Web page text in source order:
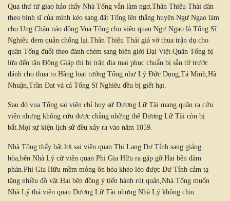
Qua thư từ giao hảo thấy Nhà Tống vẫn làm ngơ,Thân Thiệu Thái dân
theo binh sĩ của mình kéo sang đất Tống lên thẳng huyện Ngư Ngao làm
cho Ung Châu náo động.Vua Tống cho viên quan Ngư Ngao là Tống Sĩ
Nghiêu đem quân chống lại.Thân Thiệu Thái giả vờ thua trận dụ cho
quân Tống đuổi theo đánh chém sang biên giới Đại Việt.Quân Tống bị
lừa đến tận Động Giáp thì bị trận địa mai phục chuẩn bị sẵn từ trước
đánh cho thua to.Hàng loạt tướng Tống như Lý Đức Dụng,Tả Minh,Hà
Nhuận,Trần Đat và cả Tống Sĩ Nghiêu đều bị giết hại.
Sau đó vua Tống sai viên chỉ huy sứ Dương Lữ Tài mang quân ra cứu
viện nhưng không cứu được chẳng những thế Dương Lữ Tài còn bị
bắt.Mọi sự kiện lịch sử đều xảy ra vào năm 1059.
Nhà Tống thấy bất lợi sai viên quan Thị Lang Dư Tỉnh sang giảng
hòa,bên Nhà Lý cử viên quan Phi Gia Hữu ra gặp gỡ.Hai bên đàm
phán.Phi Gia Hữu mềm mỏng ôn hòa khéo léo được Dư Tỉnh cảm tạ
tặng nhiều đồ vật.Hai bên đồng ý tiến hành rút quân,Nhà Tống muốn
Nhà Lý thả viên quan Dương Lữ Tài nhưng Nhà Lý không chịu.